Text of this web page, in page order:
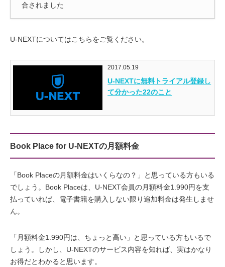
合されました
U-NEXTについてはこちらをご覧ください。
2017.05.19
U-NEXTに無料トライアル登録し
て分かった22のこと
Book Place for U-NEXTの月額料金
「Book Placeの月額料金はいくらなの？」と思っている方もいる
でしょう。Book Placeは、U-NEXT会員の月額料金1.990円を支
払っていれば、電子書籍を購入しない限り追加料金は発生しませ
ん。
「月額料金1.990円は、ちょっと高い」と思っている方もいるで
しょう。しかし、U-NEXTのサービス内容を知れば、実はかなり
お得だとわかると思います。